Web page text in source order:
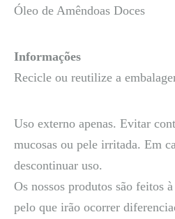
Óleo de Amêndoas Doces
Informações
Recicle ou reutilize a
Uso externo apenas. Evitar
mucosas ou pele irritada. Em
descontinuar uso.
Os nossos produtos são feitos
pelo que irão ocorrer